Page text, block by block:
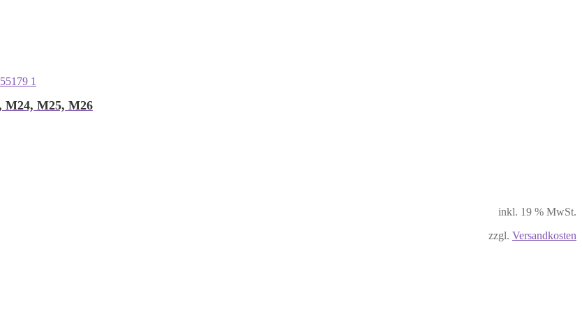
M24, M25, M26
inkl. 19 % MwSt.
zzgl. Versandkosten